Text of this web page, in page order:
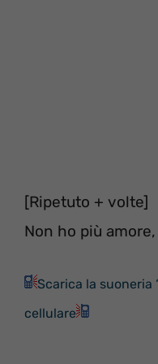
[Ripetuto + volte]
Non ho più
Scarica la suoneria
cellulare